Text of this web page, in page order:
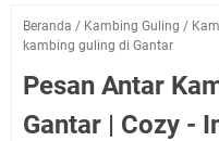
Beranda / Kambing Guling /
kambing guling di Gantar
Pesan Antar
Gantar | Cozy -